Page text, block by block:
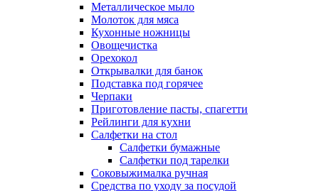
Металлическое мыло
Молоток для мяса
Кухонные ножницы
Овощечистка
Орехокол
Открывалки для банок
Подставка под горячее
Черпаки
Приготовление пасты, спагетти
Рейлинги для кухни
Салфетки на стол
Салфетки бумажные
Салфетки под тарелки
Соковыжималка ручная
Средства по уходу за посудой